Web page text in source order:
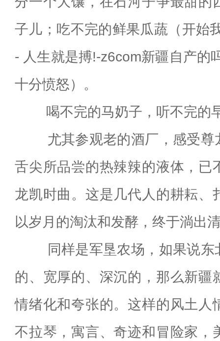
子儿；吃不完的鲜果瓜蔬（开始
- 人生就是搏!-z6com新疆自产的
十分愤怒）。
喝不完的马奶子，听不完的
尤其参观老的酒厂，感受尊
舌尖所品尝的热辣辣的液体，已
龙凯时曲。这是几代人的耕耘、
以岁月的淘汰和发酵，终于淌出
同样是军垦农场，如果说东
的、宽厚的、深沉的，那么新疆
情绪化和夸张的。这样的风土人
不拉琴，寓言、奇迹和冒险家，